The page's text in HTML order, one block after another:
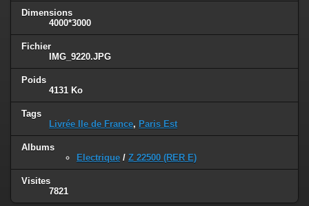
Dimensions
4000*3000
Fichier
IMG_9220.JPG
Poids
4131 Ko
Tags
Livrée Ile de France, Paris Est
Albums
Electrique / Z 22500 (RER E)
Visites
7821